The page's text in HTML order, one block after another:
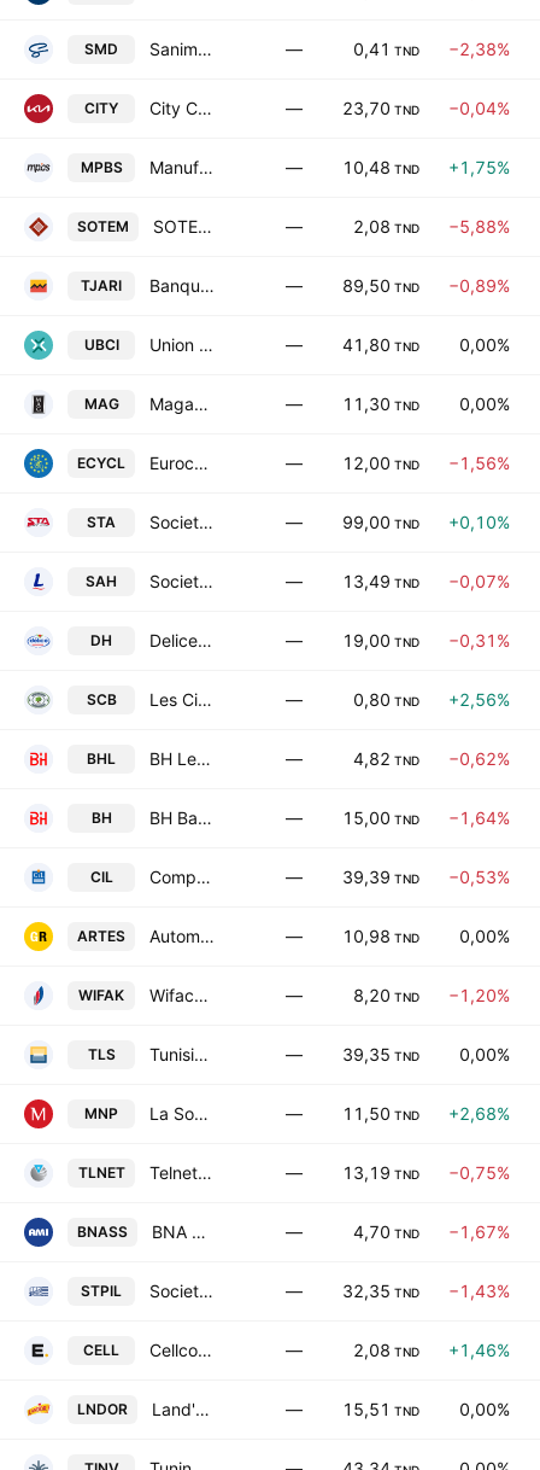
SMD Sanimed SA — 0,41 TND −2,38%
CITY City Cars SA — 23,70 TND −0,04%
MPBS Manufacture de Panneaux Bois du Sud SA — 10,48 TND +1,75%
SOTEM SOTEMAIL SA — 2,08 TND −5,88%
TJARI Banque Attijari de Tunisie SA — 89,50 TND −0,89%
UBCI Union Bancaire pour le Commerce et l'Industrie SA — 41,80 TND 0,00%
MAG Magasin General SA — 11,30 TND 0,00%
ECYCL Eurocycles SA — 12,00 TND −1,56%
STA Societe Tunisienne d'Automobiles SA — 99,00 TND +0,10%
SAH Societe d'Articles Hygieniques SA — 13,49 TND −0,07%
DH Delice Holding SA — 19,00 TND −0,31%
SCB Les Ciments de Bizerte SA — 0,80 TND +2,56%
BHL BH Leasing SA — 4,82 TND −0,62%
BH BH Bank — 15,00 TND −1,64%
CIL Compagnie Internationale de Leasing — 39,39 TND −0,53%
ARTES Automobile Reseau Tunisien et Services SA — 10,98 TND 0,00%
WIFAK Wifack International Bank SA — 8,20 TND −1,20%
TLS Tunisie Leasing & Factoring SA — 39,35 TND 0,00%
MNP La Societe Nouvelle Maison de la Ville de Tunis-Monoprix SA — 11,50 TND +2,68%
TLNET Telnet Holding SA — 13,19 TND −0,75%
BNASS BNA Assurances — 4,70 TND −1,67%
STPIL Societe de Transport des Hydrocarbures par Pipelines SA — 32,35 TND −1,43%
CELL Cellcom SA — 2,08 TND +1,46%
LNDOR Land'Or SA — 15,51 TND 0,00%